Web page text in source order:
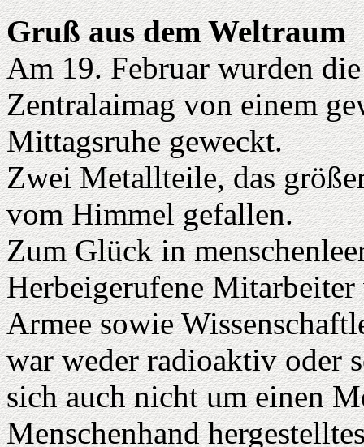
Gruß aus dem Weltraum
Am 19. Februar wurden
Zentralaimag von einem
Mittagsruhe geweckt.
Zwei Metallteile, das
vom Himmel gefallen.
Zum Glück in
Herbeigerufene
Armee sowie
war weder radioaktiv oder
sich auch nicht um einen
Menschenhand